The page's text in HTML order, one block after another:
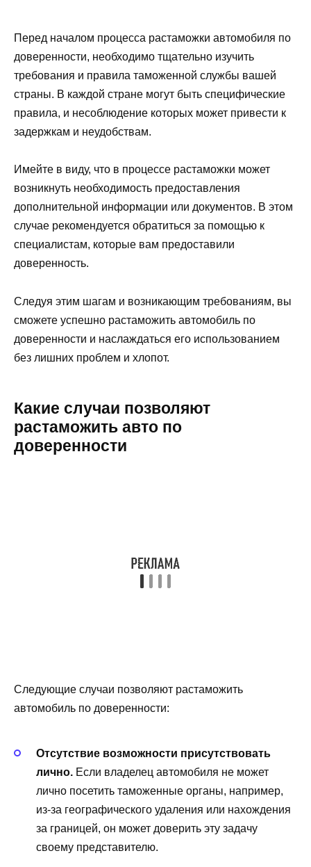
Перед началом процесса растаможки автомобиля по
доверенности, необходимо тщательно изучить
требования и правила таможенной службы вашей
страны. В каждой стране могут быть специфические
правила, и несоблюдение которых может привести к
задержкам и неудобствам.
Имейте в виду, что в процессе растаможки может
возникнуть необходимость предоставления
дополнительной информации или документов. В этом
случае рекомендуется обратиться за помощью к
специалистам, которые вам предоставили
доверенность.
Следуя этим шагам и возникающим требованиям, вы
сможете успешно растаможить автомобиль по
доверенности и наслаждаться его использованием
без лишних проблем и хлопот.
Какие случаи позволяют
растаможить авто по
доверенности
Следующие случаи позволяют растаможить
автомобиль по доверенности:
Отсутствие возможности присутствовать
лично. Если владелец автомобиля не может
лично посетить таможенные органы, например,
из-за географического удаления или нахождения
за границей, он может доверить эту задачу
своему представителю.